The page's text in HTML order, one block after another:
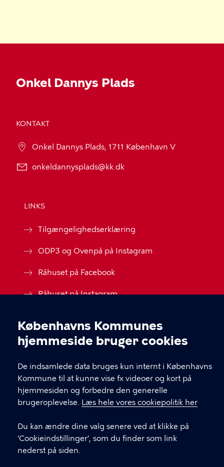
Cookieindstillinger
Københavns Kommunes
hjemmeside bruger cookies
De indsamlede data bruges kun internt i Københavns
Kommune til at kunne vise fx videoer og kort på
hjemmesiden og forbedre den generelle
brugeroplevelse. Læs hele vores cookiepolitik her
Du kan ændre dine valg senere ved at klikke på
'Cookieindstillinger', som du finder som link
nederst på siden.
Onkel Dannys Plads
KONTAKT
Onkel Dannys Plads, 1711 København V
onkeldannysplads@kk.dk
LINKS
Tilgængelighedserklæring
ODP3 og Ovenpå på Instagram
Råhuset på Facebook
Råhuset på Instagram
Cookiepolitik